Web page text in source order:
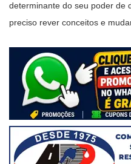
determinante do seu poder de
preciso rever conceitos e